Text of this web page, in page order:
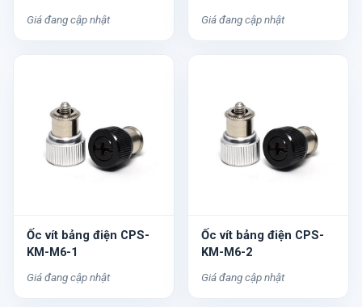
Giá đang cập nhật Giá đang cập nhật
Ốc vít bảng điện CPS-
KM-M6-1
Giá đang cập nhật
Ốc vít bảng điện CPS-
KM-M6-2
Giá đang cập nhật